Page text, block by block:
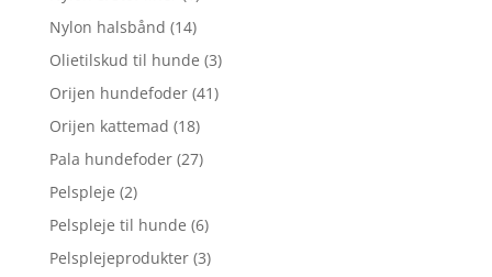
Nylon halsbånd (14)
Olietilskud til hunde (3)
Orijen hundefoder (41)
Orijen kattemad (18)
Pala hundefoder (27)
Pelspleje (2)
Pelspleje til hunde (6)
Pelsplejeprodukter (3)